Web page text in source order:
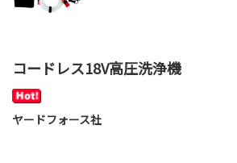
コードレス18V高圧洗浄機
ヤードフォース社